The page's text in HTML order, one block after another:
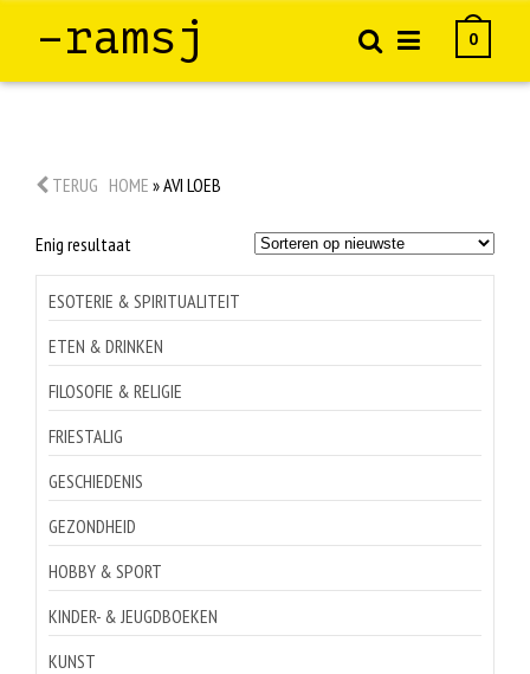
–ramsj 0
TERUG HOME »AVI LOEB
Enig resultaat
ESOTERIE & SPIRITUALITEIT
ETEN & DRINKEN
FILOSOFIE & RELIGIE
FRIESTALIG
GESCHIEDENIS
GEZONDHEID
HOBBY & SPORT
KINDER- & JEUGDBOEKEN
KUNST